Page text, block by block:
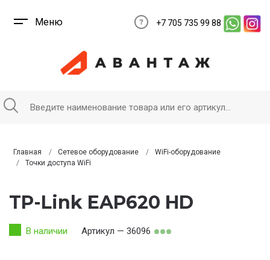
Меню +7 705 735 99 88
Главная Сетевое оборудование
WiFi-оборудование
Точки доступа WiFi
TP-Link EAP620 HD
В наличии Артикул — 36096